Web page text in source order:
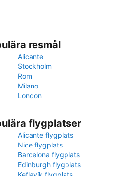
resmål
Alicante
Stockholm
Rom
Milano
London
flygplatser
Alicante flygplats
Nice flygplats
Barcelona flygplats
Edinburgh flygplats
Keflavík flygplats